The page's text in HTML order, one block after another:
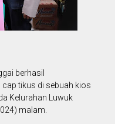
berhasil
tikus di sebuah kios
Kelurahan Luwuk
malam.